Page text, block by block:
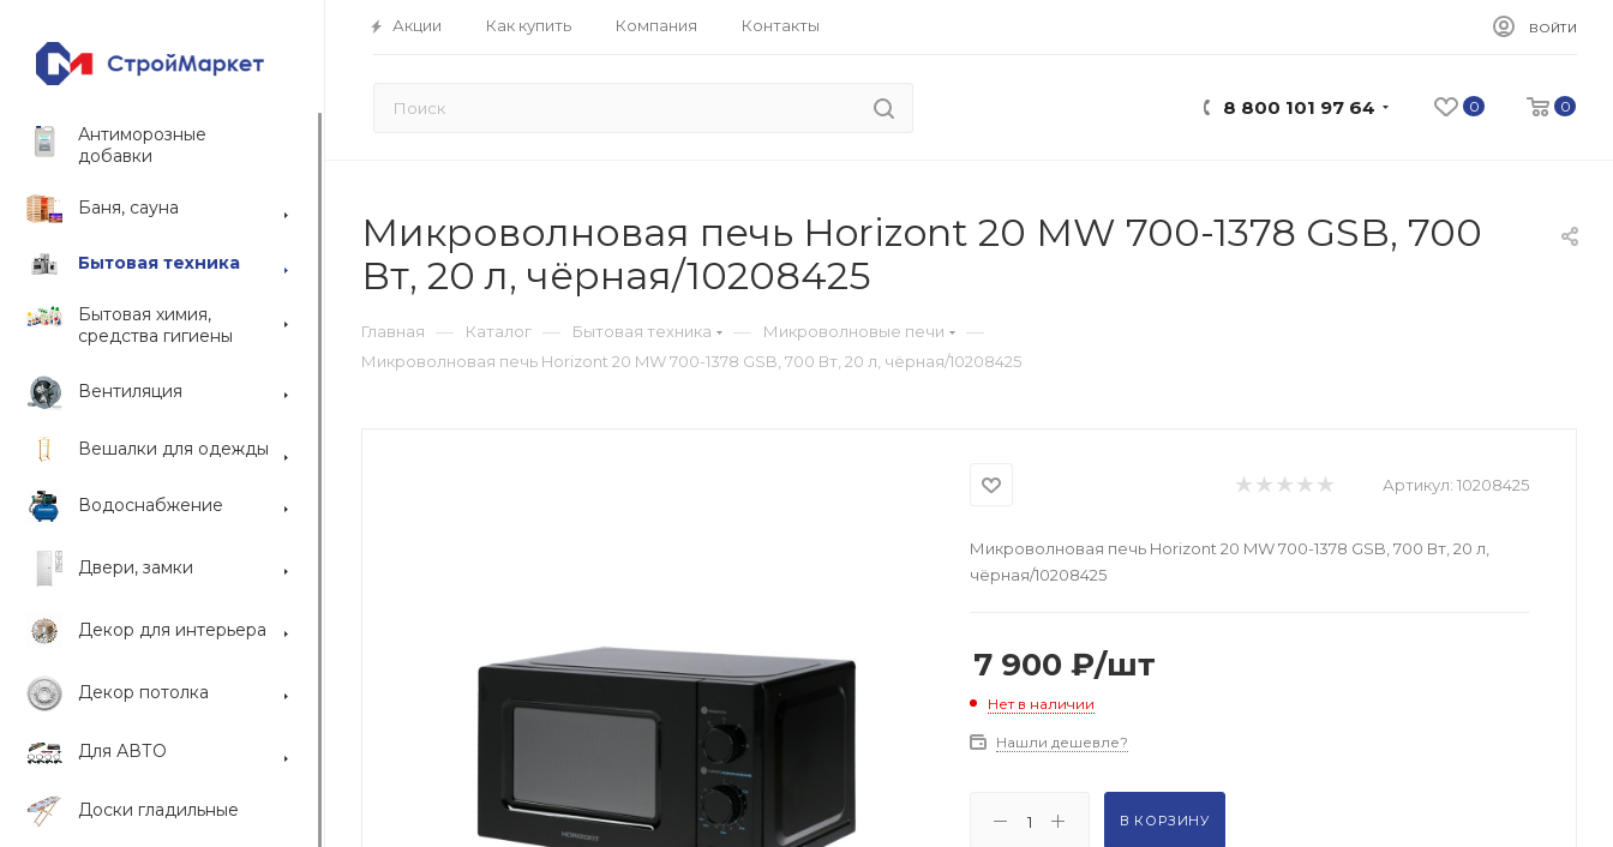
Акции Как купить Компания Контакты ВОЙТИ
0 0
8 800 101 97 64
Антиморозные
добавки
Баня, сауна
Бытовая техника
Бытовая химия,
средства гигиены
Вентиляция
Вешалки для одежды
Водоснабжение
Двери, замки
Декор для интерьера
Декор потолка
Для АВТО
Доски гладильные
Микроволновая печь Horizont 20 MW 700-1378 GSB, 700
Вт, 20 л, чёрная/10208425
Главная — Каталог — Бытовая техника — Микроволновые печи —
Микроволновая печь Horizont 20 MW 700-1378 GSB, 700 Вт, 20 л, чёрная/10208425
Артикул: 10208425
Микроволновая печь Horizont 20 MW 700-1378 GSB, 700 Вт, 20 л,
чёрная/10208425
7 900 ₽/шт
Нет в наличии
Нашли дешевле?
В КОРЗИНУ